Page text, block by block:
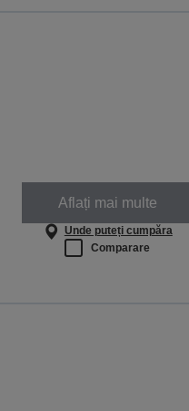
Aflați mai multe
Unde puteți cumpăra
Comparare